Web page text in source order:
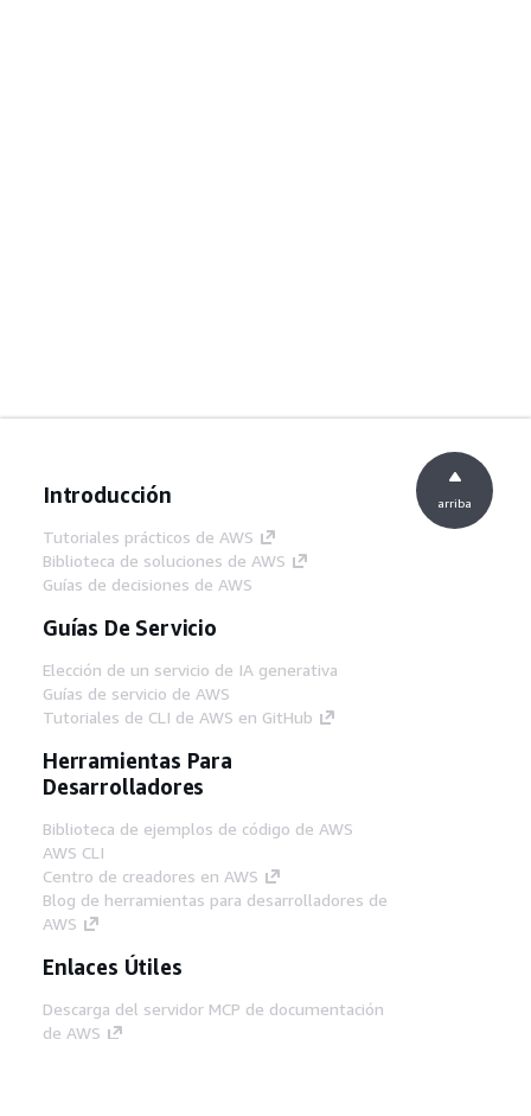
Introducción
Tutoriales prácticos de AWS
Biblioteca de soluciones de AWS
Guías de decisiones de AWS
Guías De Servicio
Elección de un servicio de IA generativa
Guías de servicio de AWS
Tutoriales de CLI de AWS en GitHub
Herramientas Para
Desarrolladores
Biblioteca de ejemplos de código de AWS
AWS CLI
Centro de creadores en AWS
Blog de herramientas para desarrolladores de
AWS
Enlaces Útiles
Descarga del servidor MCP de documentación
de AWS
arriba